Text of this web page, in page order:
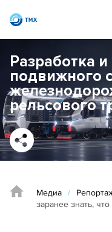
Разработка
подвижного
рельсового
Медиа /
заранее знать,